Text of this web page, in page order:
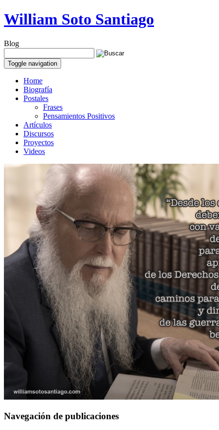
William Soto Santiago
Blog
Toggle navigation
Home
Biografía
Postales
Frases
Pensamientos Positivos
Artículos
Discursos
Proyectos
Videos
Navegación de publicaciones